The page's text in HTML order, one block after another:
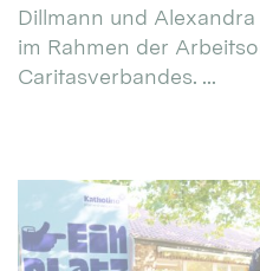
Dillmann und
im Rahmen der
Caritasverbandes. ...